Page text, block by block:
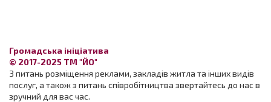
Громадська ініціатива
© 2017-2025 ТМ "ЙО"
З питань розміщення реклами, закладів житла та інших видів
послуг, а також з питань співробітництва звертайтесь до нас в
зручний для вас час.